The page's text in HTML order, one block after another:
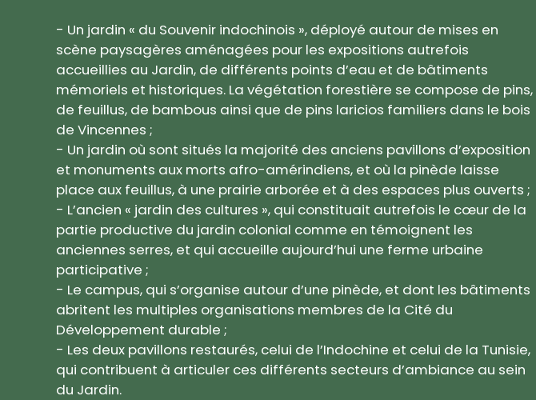
- Un jardin « du Souvenir indochinois », déployé autour de mises en
scène paysagères aménagées pour les expositions autrefois
accueillies au Jardin, de différents points d’eau et de bâtiments
mémoriels et historiques. La végétation forestière se compose de pins,
de feuillus, de bambous ainsi que de pins laricios familiers dans le bois
de Vincennes ;
- Un jardin où sont situés la majorité des anciens pavillons d’exposition
et monuments aux morts afro-amérindiens, et où la pinède laisse
place aux feuillus, à une prairie arborée et à des espaces plus ouverts ;
- L’ancien « jardin des cultures », qui constituait autrefois le cœur de la
partie productive du jardin colonial comme en témoignent les
anciennes serres, et qui accueille aujourd’hui une ferme urbaine
participative ;
- Le campus, qui s’organise autour d’une pinède, et dont les bâtiments
abritent les multiples organisations membres de la Cité du
Développement durable ;
- Les deux pavillons restaurés, celui de l’Indochine et celui de la Tunisie,
qui contribuent à articuler ces différents secteurs d’ambiance au sein
du Jardin.